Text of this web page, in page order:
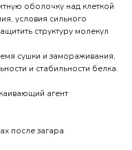
оболочку над клеткой
условия сильного
структуру молекул
сушки и замораживания,
и стабильности белка.
агент
после загара